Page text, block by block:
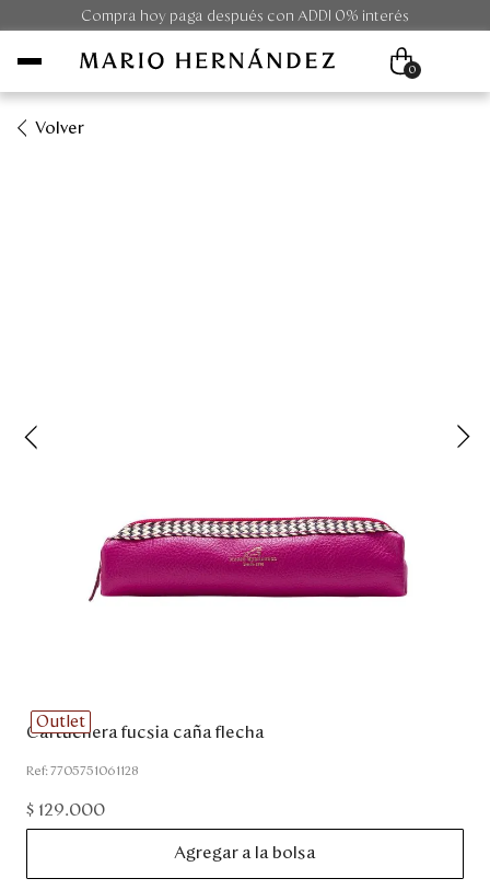
Compra hoy paga después con ADDI 0% interés
Outlet
Mi cuenta
Colombia
Panamá
0
Volver
Outlet
Cartuchera fucsia caña flecha
:7705751061128
$ 129.000
Agregar a la bolsa